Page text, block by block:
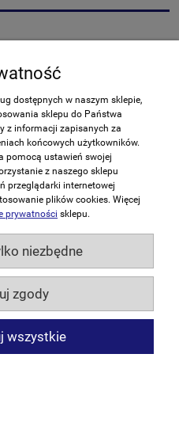
strony
Shoper.pl
dostępnych w naszym sklepie,
sklepu do Państwa
z informacji zapisanych za
końcowych użytkowników.
pomocą ustawień swojej
z naszego sklepu
przeglądarki internetowej
plików cookies. Więcej
prywatności sklepu.
niezbędne
zgody
wszystkie